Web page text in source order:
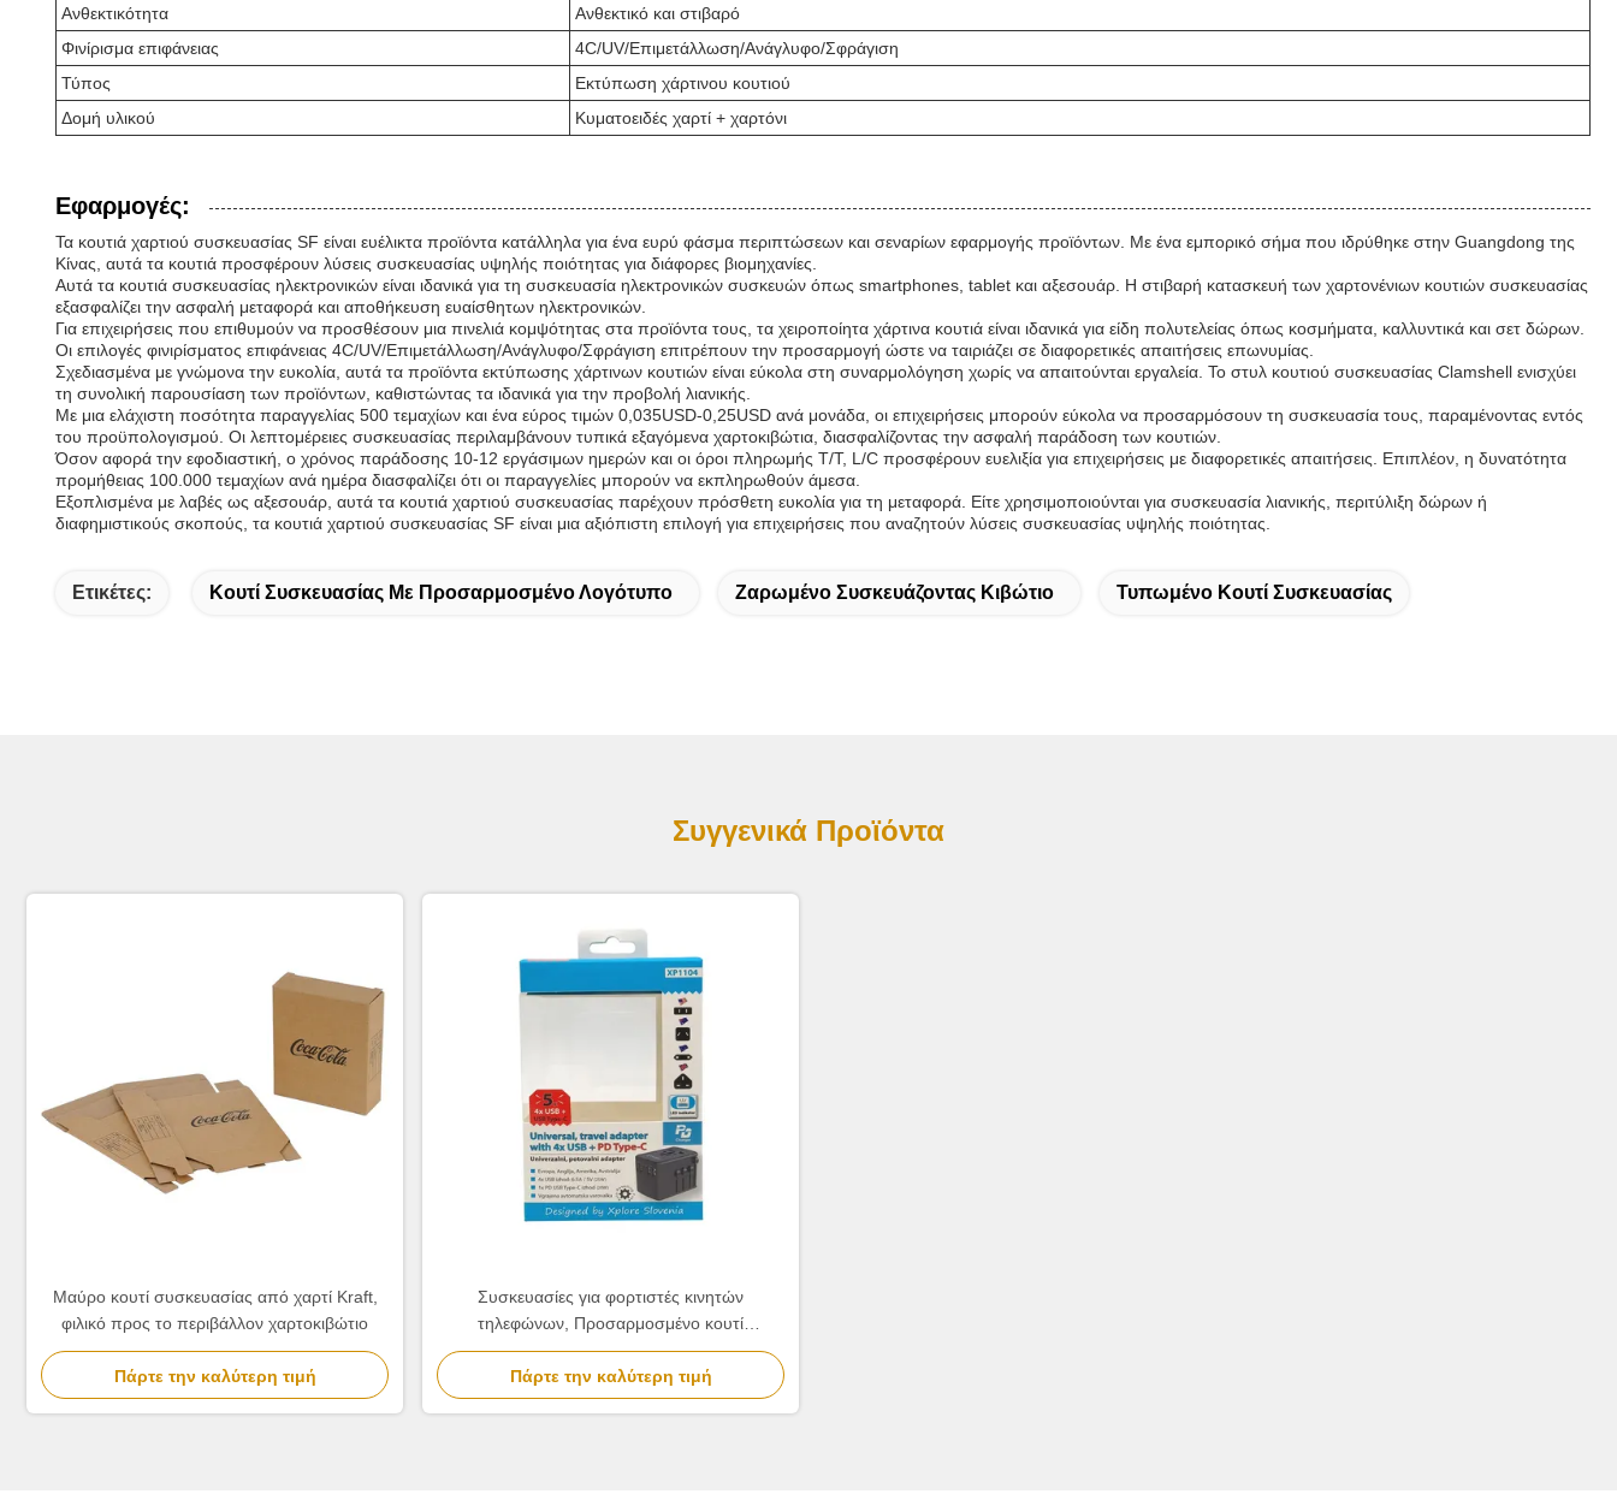
Ανθεκτικότητα
Ανθεκτικό και στιβαρό
Φινίρισμα επιφάνειας
4C/UV/Επιμετάλλωση/Ανάγλυφο/Σφράγιση
Τύπος
Εκτύπωση χάρτινου κουτιού
Δομή υλικού
Κυματοειδές χαρτί + χαρτόνι
Εφαρμογές:
Τα κουτιά χαρτιού συσκευασίας SF είναι ευέλικτα προϊόντα κατάλληλα για ένα ευρύ φάσμα περιπτώσεων και σεναρίων εφαρμογής προϊόντων. Με ένα εμπορικό σήμα που ιδρύθηκε στην Guangdong της
Κίνας, αυτά τα κουτιά προσφέρουν λύσεις συσκευασίας υψηλής ποιότητας για διάφορες βιομηχανίες.
Αυτά τα κουτιά συσκευασίας ηλεκτρονικών είναι ιδανικά για τη συσκευασία ηλεκτρονικών συσκευών όπως smartphones, tablet και αξεσουάρ. Η στιβαρή κατασκευή των χαρτονένιων κουτιών συσκευασίας
εξασφαλίζει την ασφαλή μεταφορά και αποθήκευση ευαίσθητων ηλεκτρονικών.
Για επιχειρήσεις που επιθυμούν να προσθέσουν μια πινελιά κομψότητας στα προϊόντα τους, τα χειροποίητα χάρτινα κουτιά είναι ιδανικά για είδη πολυτελείας όπως κοσμήματα, καλλυντικά και σετ δώρων.
Οι επιλογές φινιρίσματος επιφάνειας 4C/UV/Επιμετάλλωση/Ανάγλυφο/Σφράγιση επιτρέπουν την προσαρμογή ώστε να ταιριάζει σε διαφορετικές απαιτήσεις επωνυμίας.
Σχεδιασμένα με γνώμονα την ευκολία, αυτά τα προϊόντα εκτύπωσης χάρτινων κουτιών είναι εύκολα στη συναρμολόγηση χωρίς να απαιτούνται εργαλεία. Το στυλ κουτιού συσκευασίας Clamshell ενισχύει
τη συνολική παρουσίαση των προϊόντων, καθιστώντας τα ιδανικά για την προβολή λιανικής.
Με μια ελάχιστη ποσότητα παραγγελίας 500 τεμαχίων και ένα εύρος τιμών 0,035USD-0,25USD ανά μονάδα, οι επιχειρήσεις μπορούν εύκολα να προσαρμόσουν τη συσκευασία τους, παραμένοντας εντός
του προϋπολογισμού. Οι λεπτομέρειες συσκευασίας περιλαμβάνουν τυπικά εξαγόμενα χαρτοκιβώτια, διασφαλίζοντας την ασφαλή παράδοση των κουτιών.
Όσον αφορά την εφοδιαστική, ο χρόνος παράδοσης 10-12 εργάσιμων ημερών και οι όροι πληρωμής T/T, L/C προσφέρουν ευελιξία για επιχειρήσεις με διαφορετικές απαιτήσεις. Επιπλέον, η δυνατότητα
προμήθειας 100.000 τεμαχίων ανά ημέρα διασφαλίζει ότι οι παραγγελίες μπορούν να εκπληρωθούν άμεσα.
Εξοπλισμένα με λαβές ως αξεσουάρ, αυτά τα κουτιά χαρτιού συσκευασίας παρέχουν πρόσθετη ευκολία για τη μεταφορά. Είτε χρησιμοποιούνται για συσκευασία λιανικής, περιτύλιξη δώρων ή
διαφημιστικούς σκοπούς, τα κουτιά χαρτιού συσκευασίας SF είναι μια αξιόπιστη επιλογή για επιχειρήσεις που αναζητούν λύσεις συσκευασίας υψηλής ποιότητας.
Ετικέτες: Κουτί Συσκευασίας Με Προσαρμοσμένο Λογότυπο Ζαρωμένο Συσκευάζοντας Κιβώτιο Τυπωμένο Κουτί Συσκευασίας
Συγγενικά Προϊόντα
Μαύρο κουτί συσκευασίας από χαρτί Kraft,
φιλικό προς το περιβάλλον χαρτοκιβώτιο
Πάρτε την καλύτερη τιμή
Συσκευασίες για φορτιστές κινητών
τηλεφώνων, Προσαρμοσμένο κουτί
συσκευασίας Power Bank βιοδιασπώμενο
Πάρτε την καλύτερη τιμή